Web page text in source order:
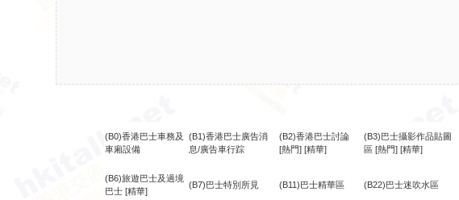
(B0)香港巴士車務及
車廂設備
(B1)香港巴士廣告消
息/廣告車行踪
(B2)香港巴士討論
[熱門] [精華]
(B3)巴士攝影作品貼圖
區 [熱門] [精華]
(B6)旅遊巴士及過境
巴士 [精華]
(B7)巴士特別所見 (B11)巴士精華區 (B22)巴士迷吹水區